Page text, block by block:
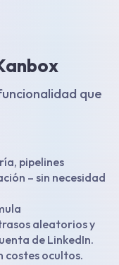
que
pipelines
– sin necesidad
aleatorios y
de LinkedIn.
costes ocultos.